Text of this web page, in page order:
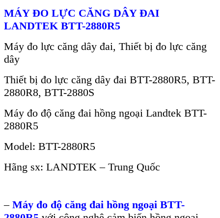
MÁY ĐO LỰC CĂNG DÂY ĐAI
LANDTEK BTT-2880R5
Máy đo lực căng dây đai, Thiết bị đo lực căng
dây
Thiết bị đo lực căng dây đai BTT-2880R5, BTT-
2880R8, BTT-2880S
Máy đo độ căng đai hồng ngoại Landtek BTT-
2880R5
Model: BTT-2880R5
Hãng sx: LANDTEK – Trung Quốc
– Máy đo độ căng đai hồng ngoại BTT-